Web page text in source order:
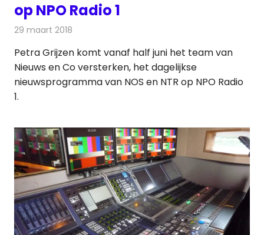
op NPO Radio 1
29 maart 2018
Petra Grijzen komt vanaf half juni het team van
Nieuws en Co versterken, het dagelijkse
nieuwsprogramma van NOS en NTR op NPO Radio
1.